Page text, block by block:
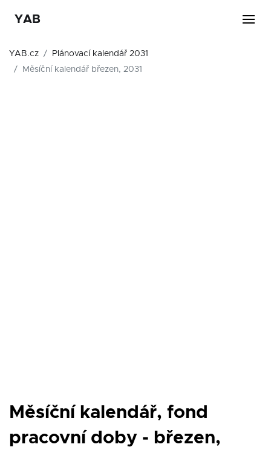
YAB
YAB.cz
Plánovací kalendář 2031
Měsíční kalendář březen, 2031
Měsíční kalendář, fond
pracovní doby - březen,